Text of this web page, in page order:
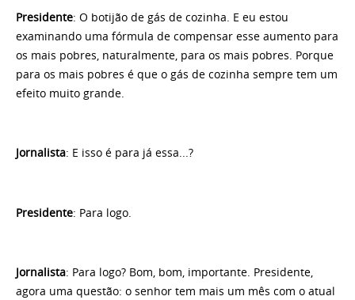
Presidente: O botijão de gás de cozinha. E eu estou
examinando uma fórmula de compensar esse aumento para
os mais pobres, naturalmente, para os mais pobres. Porque
para os mais pobres é que o gás de cozinha sempre tem um
efeito muito grande.
Jornalista: E isso é para já essa...?
Presidente: Para logo.
Jornalista: Para logo? Bom, bom, importante. Presidente,
agora uma questão: o senhor tem mais um mês com o atual